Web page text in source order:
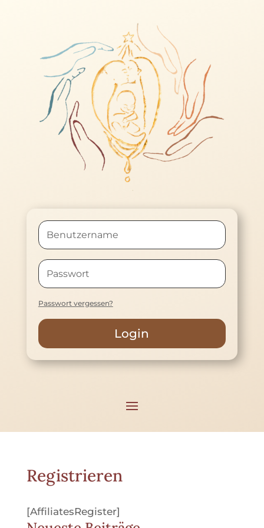
Passwort vergessen?
Login
Registrieren
[AffiliatesRegister]